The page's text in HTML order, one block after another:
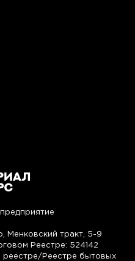
Менковский тракт, 5-9
Реестре: 524142
реестре/Реестре бытовых